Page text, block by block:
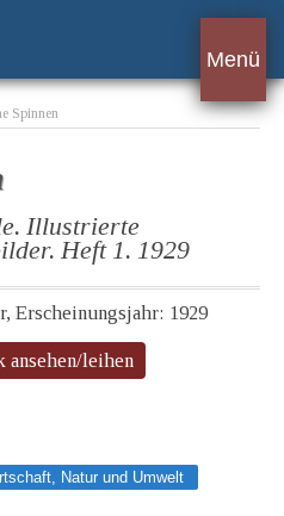
Menü
Spinnen
Illustrierte
Heft 1. 1929
Erscheinungsjahr: 1929
ansehen/leihen
Natur und Umwelt